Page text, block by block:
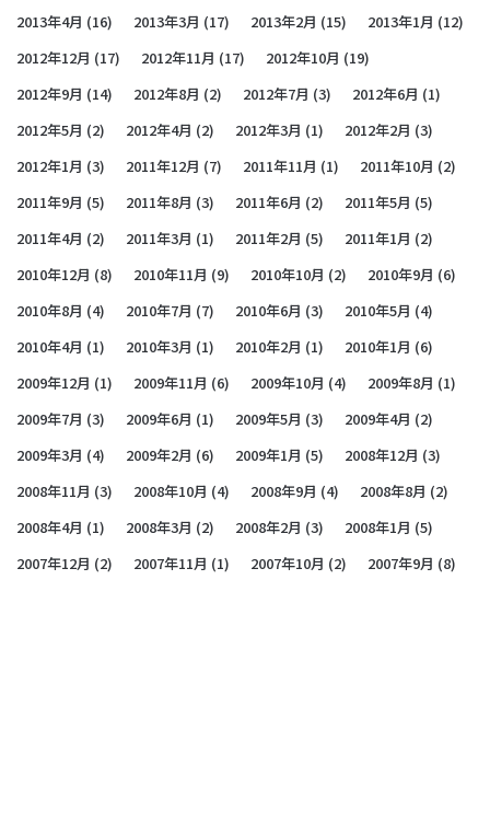
2013年4月 (16) 2013年3月 (17) 2013年2月 (15) 2013年1月 (12)
2012年12月 (17) 2012年11月 (17) 2012年10月 (19)
2012年9月 (14) 2012年8月 (2) 2012年7月 (3) 2012年6月 (1)
2012年5月 (2) 2012年4月 (2) 2012年3月 (1) 2012年2月 (3)
2012年1月 (3) 2011年12月 (7) 2011年11月 (1) 2011年10月 (2)
2011年9月 (5) 2011年8月 (3) 2011年6月 (2) 2011年5月 (5)
2011年4月 (2) 2011年3月 (1) 2011年2月 (5) 2011年1月 (2)
2010年12月 (8) 2010年11月 (9) 2010年10月 (2) 2010年9月 (6)
2010年8月 (4) 2010年7月 (7) 2010年6月 (3) 2010年5月 (4)
2010年4月 (1) 2010年3月 (1) 2010年2月 (1) 2010年1月 (6)
2009年12月 (1) 2009年11月 (6) 2009年10月 (4) 2009年8月 (1)
2009年7月 (3) 2009年6月 (1) 2009年5月 (3) 2009年4月 (2)
2009年3月 (4) 2009年2月 (6) 2009年1月 (5) 2008年12月 (3)
2008年11月 (3) 2008年10月 (4) 2008年9月 (4) 2008年8月 (2)
2008年4月 (1) 2008年3月 (2) 2008年2月 (3) 2008年1月 (5)
2007年12月 (2) 2007年11月 (1) 2007年10月 (2) 2007年9月 (8)